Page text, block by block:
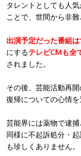
タレントとしても人
ことで、世間から非
出演予定だった番組
にするテレビCMも全
されました。
その後、芸能活動再
復帰についての心情を
芸能界には薬物で逮
同様に不起訴処分・
も珍しくありません。